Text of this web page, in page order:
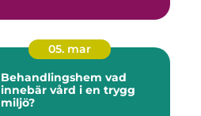
05. mar
Behandlingshem vad
innebär vård i en trygg
miljö?